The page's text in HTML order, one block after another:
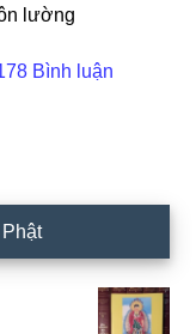
lường
Bình luận